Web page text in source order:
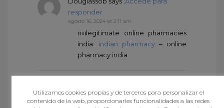
responder
agosto 16, 2024 at 2:11 am
п»їlegitimate online pharmacies
india: indian pharmacy – online
pharmacy india
responder
Utilizamos cookies propias y de terceros para personalizar el
contenido de la web, proporcionarles funcionalidades a las redes